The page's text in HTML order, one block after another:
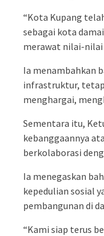
“Kota Kupang
sebagai kota
merawat nilai-nilai
Ia menambahkan
infrastruktur,
menghargai,
Sementara itu,
kebanggaannya
berkolaborasi
Ia menegaskan
kepedulian sosial
pembangunan di
“Kami siap terus